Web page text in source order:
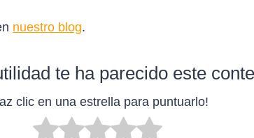
nuestro blog.
te ha parecido este
clic en una estrella para puntuarlo!